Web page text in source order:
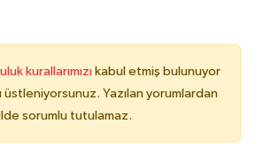
kurallarımızı kabul etmiş bulunuyor
Yazılan yorumlardan
sorumlu tutulamaz.